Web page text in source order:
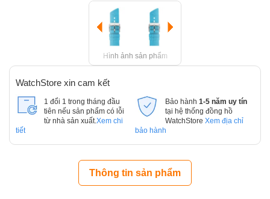
Hình ảnh sản phẩm
WatchStore xin cam kết
1 đổi 1 trong tháng đầu
tiên nếu sản phẩm có lỗi
từ nhà sản xuất. Xem chi
tiết
Bảo hành 1-5 năm uy tín
tại hệ thống đồng hồ
WatchStore Xem địa chỉ
bảo hành
Thông tin sản phẩm